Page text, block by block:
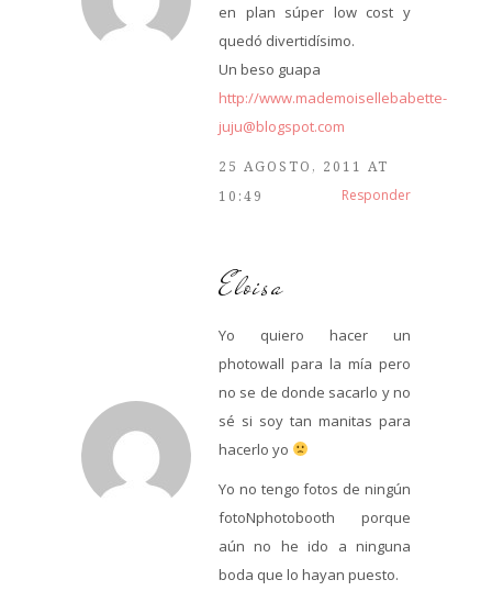
en plan súper low cost y
quedó divertidísimo.
Un beso guapa
http://www.mademoisellebabette-
juju@blogspot.com
25 AGOSTO, 2011 AT
10:49
Responder
Eloisa
Yo quiero hacer un
photowall para la mía pero
no se de donde sacarlo y no
sé si soy tan manitas para
hacerlo yo
Yo no tengo fotos de ningún
fotoNphotobooth porque
aún no he ido a ninguna
boda que lo hayan puesto.